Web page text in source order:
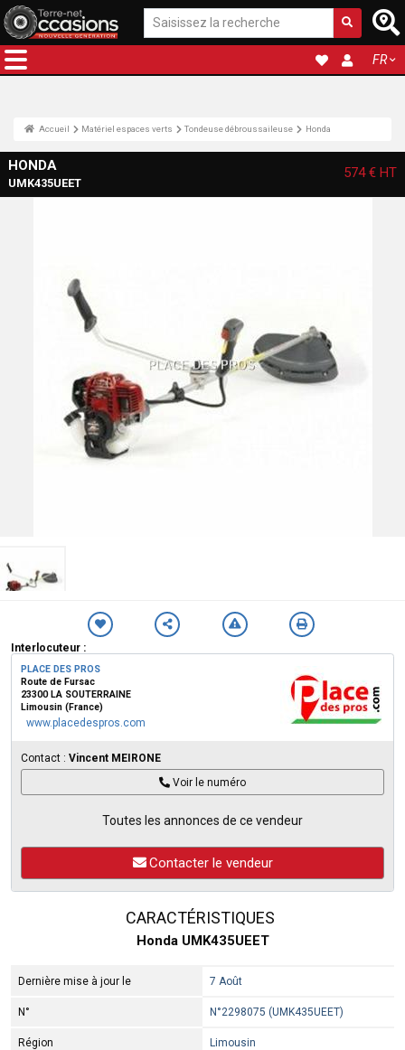
FR
Accueil Matériel espaces verts Tondeuse débroussaileuse Honda
HONDA
UMK435UEET
574 € HT
Interlocuteur :
PLACE DES PROS
Route de Fursac
23300 LA SOUTERRAINE
Limousin (France)
www.placedespros.com
Contact : Vincent MEIRONE
Voir le numéro
Toutes les annonces de ce vendeur
Contacter le vendeur
CARACTÉRISTIQUES
Honda UMK435UEET
Dernière mise à jour le 7 Août
N° N°2298075 (UMK435UEET)
Région Limousin